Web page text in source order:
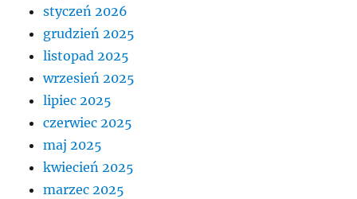
styczeń 2026
grudzień 2025
listopad 2025
wrzesień 2025
lipiec 2025
czerwiec 2025
maj 2025
kwiecień 2025
marzec 2025